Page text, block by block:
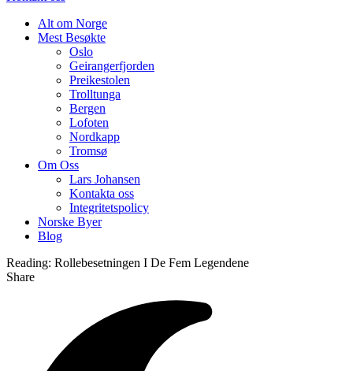
Alt om Norge
Mest Besøkte
Oslo
Geirangerfjorden
Preikestolen
Trolltunga
Bergen
Lofoten
Nordkapp
Tromsø
Om Oss
Lars Johansen
Kontakta oss
Integritetspolicy
Norske Byer
Blog
Reading: Rollebesetningen I De Fem Legendene
Share